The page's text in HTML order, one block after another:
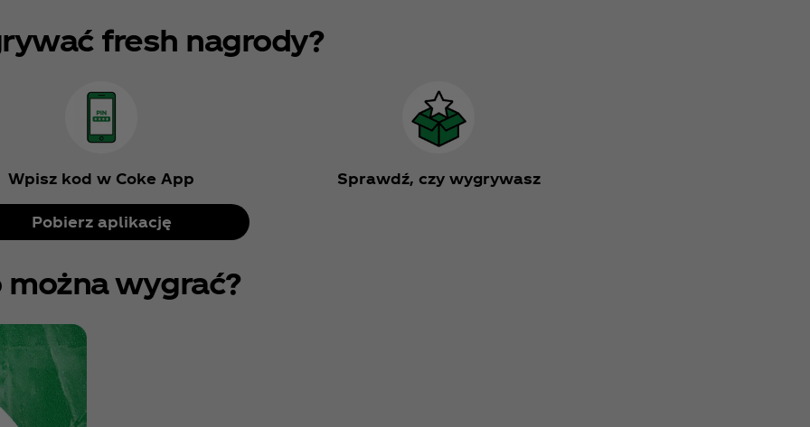
fresh nagrody?
Wpisz kod w Coke App Sprawdź, czy wygrywasz
Pobierz aplikację
można wygrać?